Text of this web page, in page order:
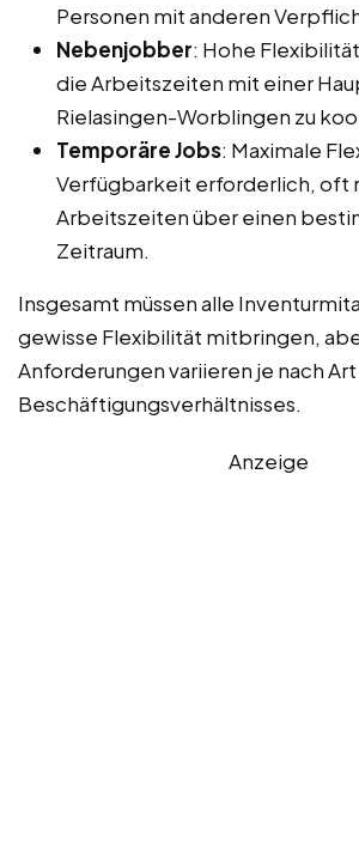
Personen mit anderen
Nebenjobber: Hohe
die Arbeitszeiten mit einer
Rielasingen-Worblingen zu
Temporäre Jobs: Maximale
Verfügbarkeit erforderlich, oft
Arbeitszeiten über einen
Zeitraum.
Insgesamt müssen alle
gewisse Flexibilität mitbringen,
Anforderungen variieren je nach
Beschäftigungsverhältnisses.
Anzeige